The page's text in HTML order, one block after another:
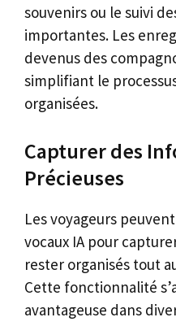
souvenirs ou le suivi
importantes. Les
devenus des
simplifiant le
organisées.
Capturer des
Précieuses
Les voyageurs
vocaux IA pour
rester organisés tout
Cette fonctionnalité
avantageuse dans